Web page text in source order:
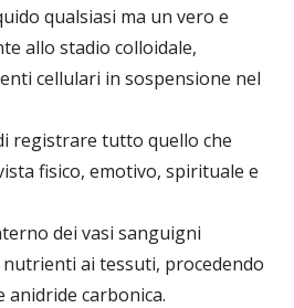
qualsiasi ma un vero e
allo stadio colloidale,
cellulari in sospensione nel
registrare tutto quello che
fisico, emotivo, spirituale e
dei vasi sanguigni
ai tessuti, procedendo
anidride carbonica.